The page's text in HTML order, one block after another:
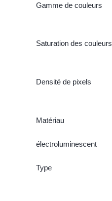
Gamme de couleurs
Saturation des couleurs
Densité de pixels
Matériau
électroluminescent
Type